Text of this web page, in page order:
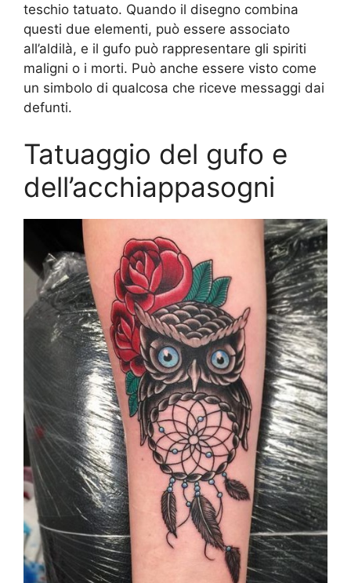
teschio tatuato. Quando il disegno combina
questi due elementi, può essere associato
all’aldilà, e il gufo può rappresentare gli spiriti
maligni o i morti. Può anche essere visto come
un simbolo di qualcosa che riceve messaggi dai
defunti.
Tatuaggio del gufo e
dell’acchiappasogni